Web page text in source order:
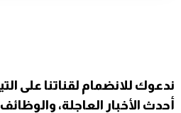
ندعوك للانضمام لقناتنا على
أحدث الأخبار العاجلة،